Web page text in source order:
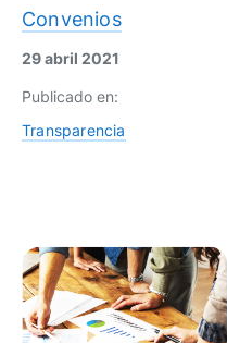
Convenios
29 abril 2021
Publicado en:
Transparencia